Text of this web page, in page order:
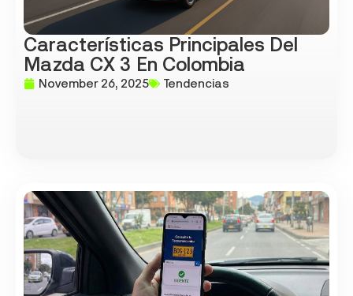
Características Principales Del
Mazda CX 3 En Colombia
November 26, 2025 Tendencias